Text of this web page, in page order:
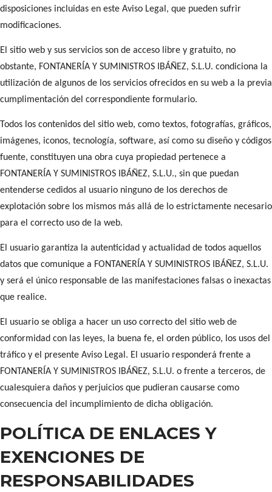
disposiciones incluidas en este Aviso Legal, que pueden sufrir
modificaciones.
El sitio web y sus servicios son de acceso libre y gratuito, no
obstante, FONTANERÍA Y SUMINISTROS IBÁÑEZ, S.L.U. condiciona la
utilización de algunos de los servicios ofrecidos en su web a la previa
cumplimentación del correspondiente formulario.
Todos los contenidos del sitio web, como textos, fotografías, gráficos,
imágenes, iconos, tecnología, software, así como su diseño y códigos
fuente, constituyen una obra cuya propiedad pertenece a
FONTANERÍA Y SUMINISTROS IBÁÑEZ, S.L.U., sin que puedan
entenderse cedidos al usuario ninguno de los derechos de
explotación sobre los mismos más allá de lo estrictamente necesario
para el correcto uso de la web.
El usuario garantiza la autenticidad y actualidad de todos aquellos
datos que comunique a FONTANERÍA Y SUMINISTROS IBÁÑEZ, S.L.U.
y será el único responsable de las manifestaciones falsas o inexactas
que realice.
El usuario se obliga a hacer un uso correcto del sitio web de
conformidad con las leyes, la buena fe, el orden público, los usos del
tráfico y el presente Aviso Legal. El usuario responderá frente a
FONTANERÍA Y SUMINISTROS IBÁÑEZ, S.L.U. o frente a terceros, de
cualesquiera daños y perjuicios que pudieran causarse como
consecuencia del incumplimiento de dicha obligación.
POLÍTICA DE ENLACES Y
EXENCIONES DE
RESPONSABILIDADES